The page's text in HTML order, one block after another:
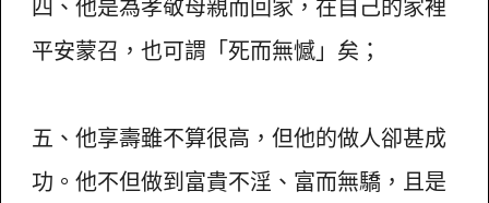
平安蒙召，也可謂「死而無憾」矣；
五、他享壽雖不算很高，但他的做人卻甚成
功。他不但做到富貴不淫、富而無驕，且是